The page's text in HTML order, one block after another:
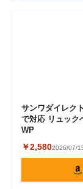
サンワダイレク
で対応 リュック
WP
￥2,5802026/07/